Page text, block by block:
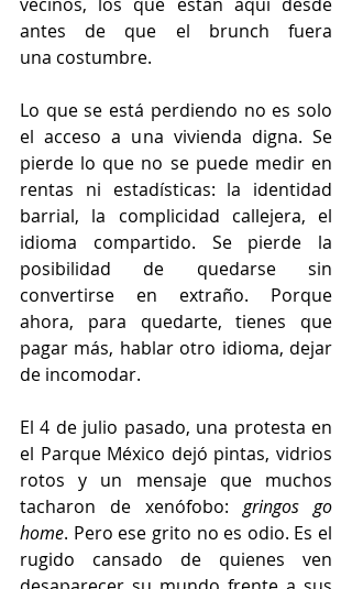
antes de que el brunch fuera
una costumbre.
Lo que se está perdiendo no es solo
el acceso a una vivienda digna. Se
pierde lo que no se puede medir en
rentas ni estadísticas: la identidad
barrial, la complicidad callejera, el
idioma compartido. Se pierde la
posibilidad de quedarse sin
convertirse en extraño. Porque
ahora, para quedarte, tienes que
pagar más, hablar otro idioma, dejar
de incomodar.
El 4 de julio pasado, una protesta en
el Parque México dejó pintas, vidrios
rotos y un mensaje que muchos
tacharon de xenófobo: gringos go
home. Pero ese grito no es odio. Es el
rugido cansado de quienes ven